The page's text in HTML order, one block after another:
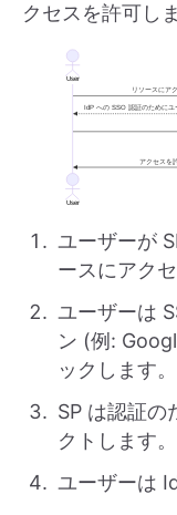
クセスを許可し
ユーザーが
ースにアク
ユーザーは
ン (例:
ックします。
SP は認証の
クトします。
ユーザーは